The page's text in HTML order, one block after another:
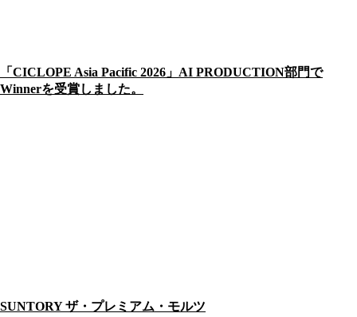
「CICLOPE Asia Pacific 2026」AI PRODUCTION部門で
Winnerを受賞しました。
SUNTORY ザ・プレミアム・モルツ